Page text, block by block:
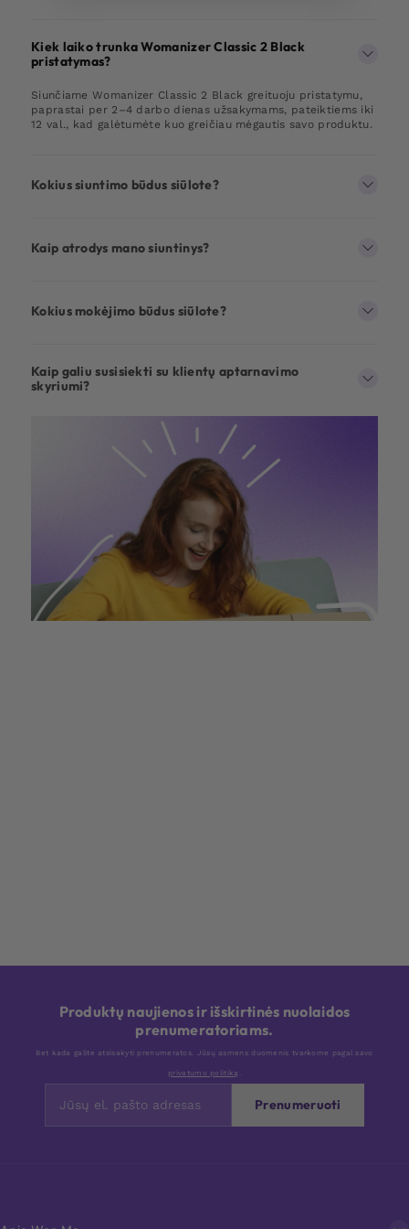
Kiek laiko trunka Womanizer Classic 2 Black
pristatymas?
Siunčiame Womanizer Classic 2 Black greituoju pristatymu,
paprastai per 2–4 darbo dienas užsakymams, pateiktiems iki
12 val., kad galėtumėte kuo greičiau mėgautis savo produktu.
Kokius siuntimo būdus siūlote?
Kaip atrodys mano siuntinys?
Kokius mokėjimo būdus siūlote?
Kaip galiu susisiekti su klientų aptarnavimo
skyriumi?
Produktų naujienos ir išskirtinės nuolaidos
prenumeratoriams.
Bet kada galite atsisakyti prenumeratos. Jūsų asmens duomenis tvarkome pagal savo
privatumo politiką .
Prenumeruoti